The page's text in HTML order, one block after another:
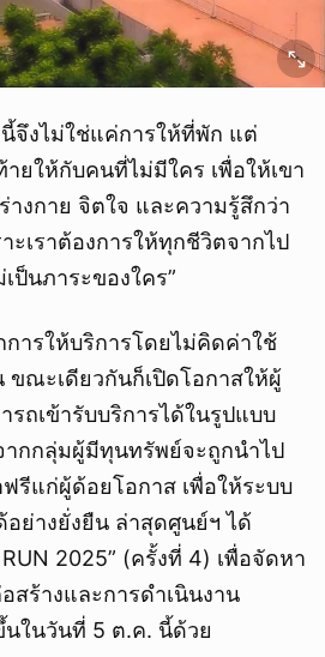
จึงไม่ใช่แค่การให้ที่พัก แต่
ยให้กับคนที่ไม่มีใคร เพื่อให้เขา
างกาย จิตใจ และความรู้สึกว่า
ะเราต้องการให้ทุกชีวิตจากไป
ป็นภาระของใคร”
ารให้บริการโดยไม่คิดค่าใช้
ขณะเดียวกันก็เปิดโอกาสให้ผู้
รถเข้ารับบริการได้ในรูปแบบ
กกลุ่มผู้มีทุนทรัพย์จะถูกนำไป
รีแก่ผู้ด้อยโอกาส เพื่อให้ระบบ
อย่างยั่งยืน ล่าสุดศูนย์ฯ ได้
2025” (ครั้งที่ 4) เพื่อจัดหา
สร้างและการดำเนินงาน
ในวันที่ 5 ต.ค. นี้ด้วย